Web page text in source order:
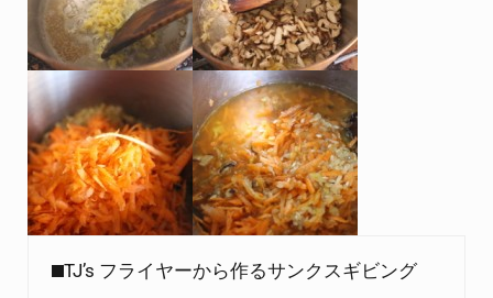
TJ’s フライヤーから作るサンクスギビング